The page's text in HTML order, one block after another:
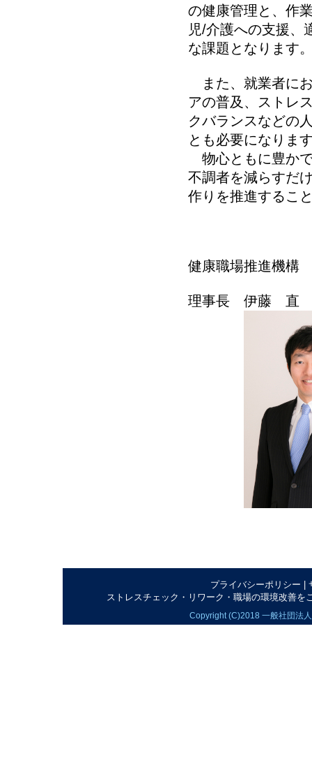
の健康管理と、作
児/介護への支援、
な課題となります
また、就業者に
アの普及、ストレ
クバランスなどの
とも必要になりま
物心ともに豊か
不調者を減らすだ
作りを推進するこ
健康職場推進機構
理事長 伊藤 直
プライバシーポリシー
ストレスチェック・リワーク・職場の環境改善
Copyright (C)2018 一般社団法人健